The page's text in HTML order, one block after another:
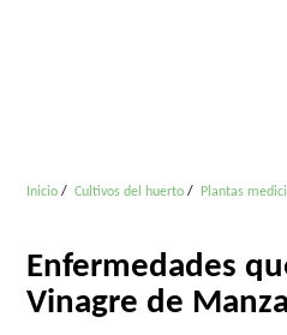
Inicio Cultivos del huerto Plantas
Enfermedades
Vinagre de